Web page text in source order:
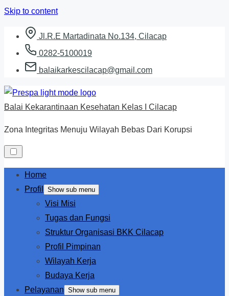
Skip to content
Jl.R.E Martadinata No.134, Cilacap
0282-5100019
balaikarkescilacap@gmail.com
Balai Kekarantinaan Kesehatan Kelas I Cilacap
Zona Integritas Menuju Wilayah Bebas Dari Korupsi
Home
Profil
Show sub menu
Visi Misi
Tugas dan Fungsi
Struktur Organisasi BKK Cilacap
Profil Pimpinan
Wilayah Kerja
Budaya Kerja
Pelayanan Show sub menu